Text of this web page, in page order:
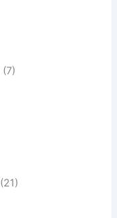
(7)
(21)